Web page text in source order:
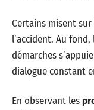
Certains misent
l’accident. Au fond,
démarches
dialogue constant
En observant les